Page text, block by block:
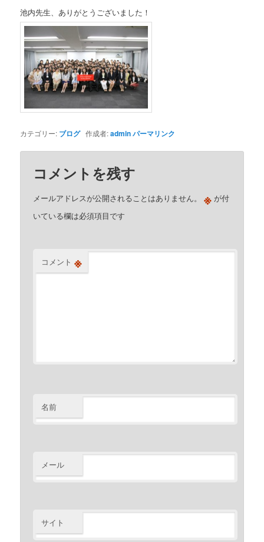
池内先生、ありがとうございました！
カテゴリー: ブログ作成者:adminパーマリンク
コメントを残す
メールアドレスが公開されることはありません。 ※ が付
いている欄は必須項目です
コメント ※
名前
メール
サイト